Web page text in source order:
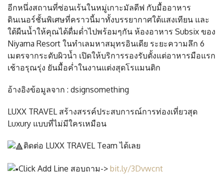
อีกหนึ่งสถานที่ซ่อนเร้นในหมู่เกาะมัลดีฟ กับมื้ออาหาร
ดินเนอร์ชั้นพิเศษที่คราวนี้มาทั้งบรรยากาศใต้แสงเทียน และ
ใต้ผืนน้ำให้คุณได้ดื่มด่ำไปพร้อมๆกัน ห้องอาหาร Subsix ของ
Niyama Resort ในทำเลมหาสมุทรอินเดีย ระยะความลึก 6
เมตรจากระดับผิวน้ำ เปิดให้บริการรองรับตั้งแต่อาหารมือแรก
เช้าอรุณรุ่ง ยันมื้อค่ำในงานแต่งสุดโรแมนติก
อ้างอิงข้อมูลจาก : dsignsomething
LUXX TRAVEL สร้างสรรค์ประสบการณ์การท่องเที่ยวสุด
Luxury แบบที่ไม่มีใครเหมือน
ติดต่อ LUXX TRAVEL Team ได้เลย
Click Add Line สอบถาม-> bit.ly/3Dvwcnt